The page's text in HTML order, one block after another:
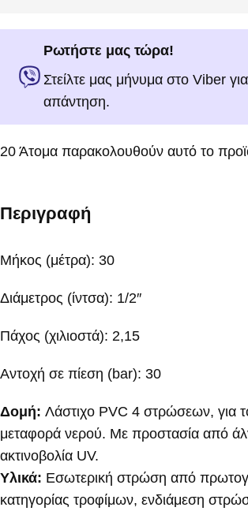
Ρωτήστε μας τώρα!
Στείλτε μας μήνυμα στο Viber
απάντηση.
20 Άτομα παρακολουθούν αυτό το
Περιγραφή
Μήκος (μέτρα): 30
Διάμετρος (ίντσα): 1/2″
Πάχος (χιλιοστά): 2,15
Αντοχή σε πίεση (bar): 30
Δομή: Λάστιχο PVC 4 στρώσεων, για
μεταφορά νερού. Με προστασία από
ακτινοβολία UV.
Υλικά: Εσωτερική στρώση από
κατηγορίας τροφίμων, ενδιάμεση